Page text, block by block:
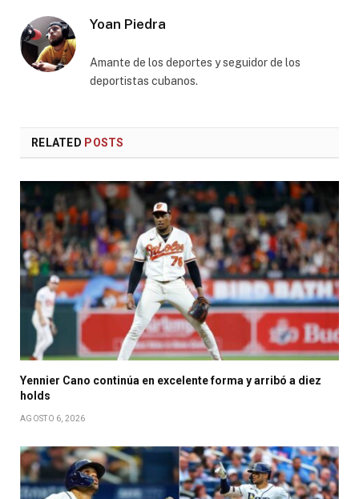
Yoan Piedra
Amante de los deportes y seguidor de los
deportistas cubanos.
RELATED POSTS
Yennier Cano continúa en excelente forma y arribó a diez
holds
AGOSTO 6, 2026